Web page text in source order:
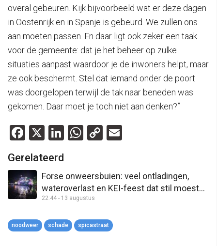
overal gebeuren. Kijk bijvoorbeeld wat er deze dagen
in Oostenrijk en in Spanje is gebeurd. We zullen ons
aan moeten passen. En daar ligt ook zeker een taak
voor de gemeente: dat je het beheer op zulke
situaties aanpast waardoor je de inwoners helpt, maar
ze ook beschermt. Stel dat iemand onder de poort
was doorgelopen terwijl de tak naar beneden was
gekomen. Daar moet je toch niet aan denken?”
Facebook
X LinkedIn
WhatsApp
Copy
Gerelateerd
Forse onweersbuien: veel ontladingen,
wateroverlast en KEI-feest dat stil moest
worden gelegd
22:44 - 13 augustus
noodweer schade spicastraat